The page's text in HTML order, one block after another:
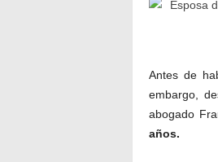
Para mala
descubierto
Con un frío
también